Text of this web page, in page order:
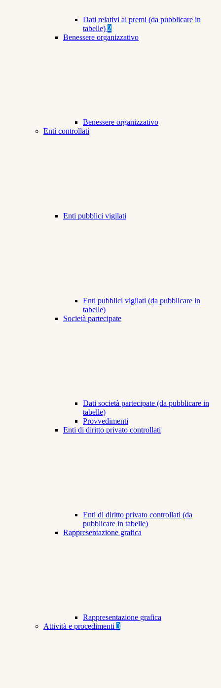
Dati relativi ai premi (da pubblicare in
tabelle) 2
Benessere organizzativo
Benessere organizzativo
Enti controllati
Enti pubblici vigilati
Enti pubblici vigilati (da pubblicare in
tabelle)
Società partecipate
Dati società partecipate (da pubblicare in
tabelle)
Provvedimenti
Enti di diritto privato controllati
Enti di diritto privato controllati (da
pubblicare in tabelle)
Rappresentazione grafica
Rappresentazione grafica
Attività e procedimenti 3